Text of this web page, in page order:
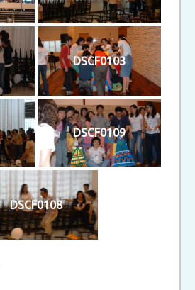
DSCF0103
DSCF0109
DSCF0108